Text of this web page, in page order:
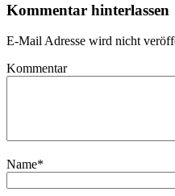
Kommentar hinterlassen
E-Mail Adresse wird nicht
Kommentar
Name*